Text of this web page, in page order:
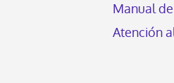
Manual
Atención